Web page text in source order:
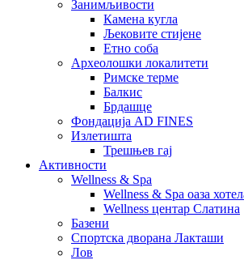
Занимљивости
Камена кугла
Љековите стијене
Етно соба
Археолошки локалитети
Римске терме
Балкис
Брдашце
Фондација AD FINES
Излетишта
Трешњев гај
Активности
Wellness & Spa
Wellness & Spa оаза
Wellness центар Слатина
Базени
Спортска дворана Лакташи
Лов